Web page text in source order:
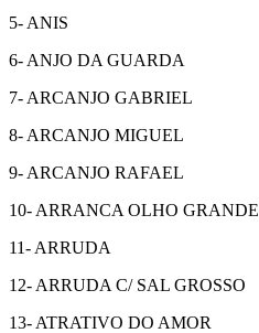
5- ANIS
6- ANJO DA GUARDA
7- ARCANJO GABRIEL
8- ARCANJO MIGUEL
9- ARCANJO RAFAEL
10- ARRANCA OLHO GRANDE
11- ARRUDA
12- ARRUDA C/ SAL GROSSO
13- ATRATIVO DO AMOR